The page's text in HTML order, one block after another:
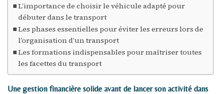
L’importance de choisir le véhicule adapté pour
débuter dans le transport
Les phases essentielles pour éviter les erreurs lors de
l’organisation d’un transport
Les formations indispensables pour maîtriser toutes
les facettes du transport
Une gestion financière solide avant de lancer son activité dans